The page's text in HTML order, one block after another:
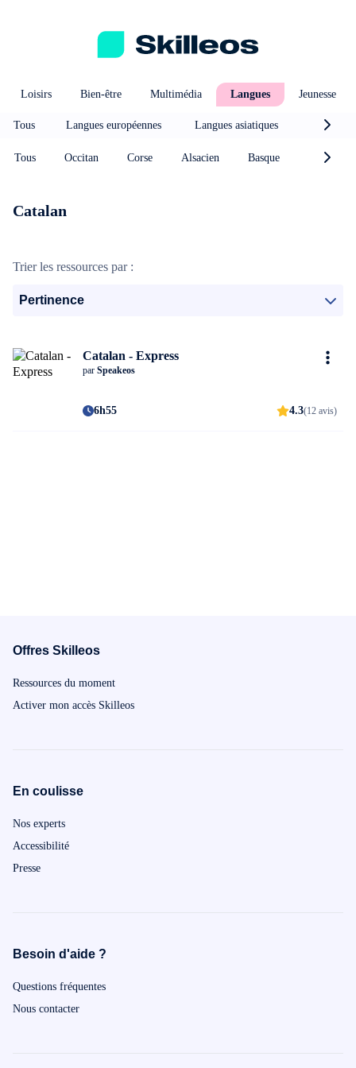
Loisirs Bien-être Multimédia Langues Jeunesse
Tous Langues européennes Langues asiatiques
Tous Occitan Corse Alsacien Basque Breton
Catalan
Trier les ressources par :
Pertinence
Catalan - Express
par Speakeos
6h55 4.3(12 avis)
Offres Skilleos
Ressources du moment
Activer mon accès Skilleos
En coulisse
Nos experts
Accessibilité
Presse
Besoin d'aide ?
Questions fréquentes
Nous contacter